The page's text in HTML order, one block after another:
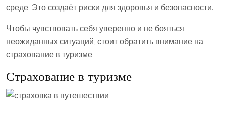
среде. Это создаёт риски для здоровья и безопасности.
Чтобы чувствовать себя уверенно и не бояться
неожиданных ситуаций, стоит обратить внимание на
страхование в туризме.
Страхование в туризме